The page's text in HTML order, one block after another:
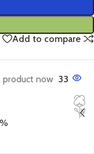
Add to compare
33
now!